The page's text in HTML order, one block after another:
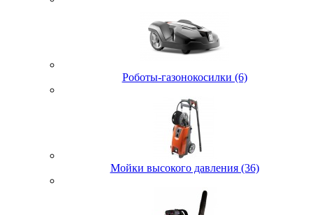
Роботы-газонокосилки (6)
Мойки высокого давления (36)